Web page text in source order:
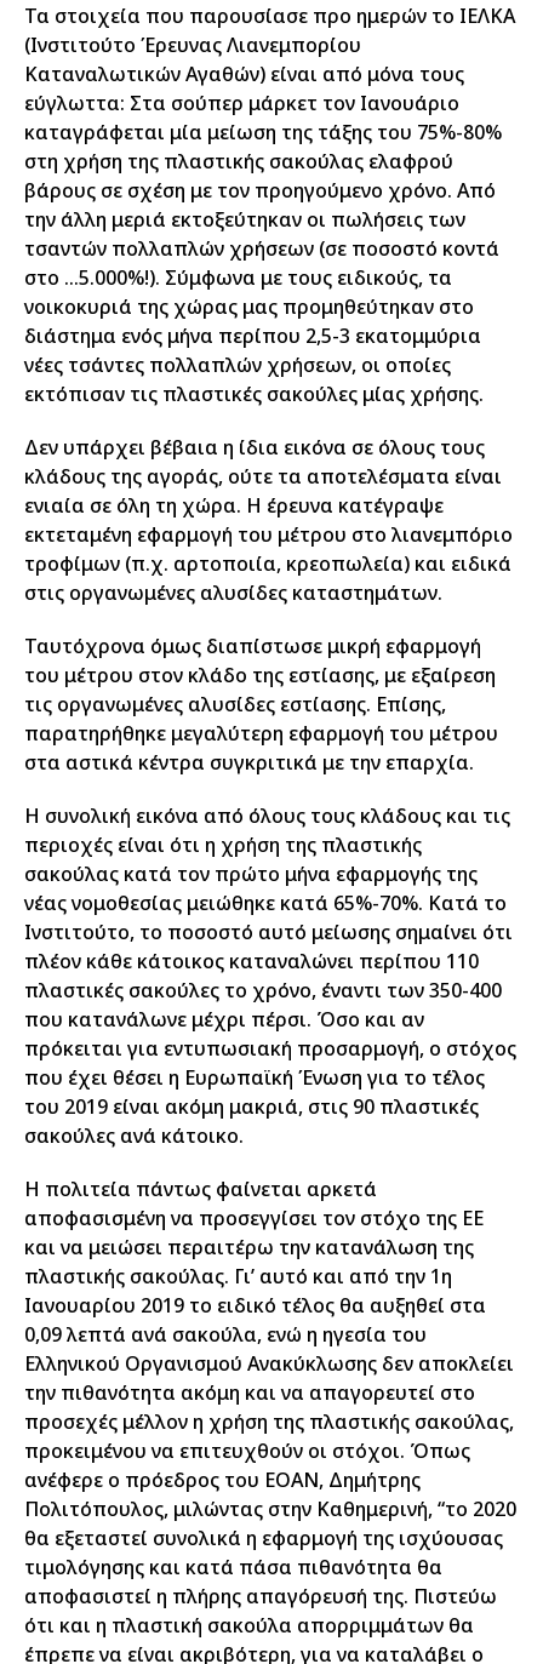
Τα στοιχεία που παρουσίασε προ ημερών το ΙΕΛΚΑ
(Ινστιτούτο Έρευνας Λιανεμπορίου
Καταναλωτικών Αγαθών) είναι από μόνα τους
εύγλωττα: Στα σούπερ μάρκετ τον Ιανουάριο
καταγράφεται μία μείωση της τάξης του 75%-80%
στη χρήση της πλαστικής σακούλας ελαφρού
βάρους σε σχέση με τον προηγούμενο χρόνο. Από
την άλλη μεριά εκτοξεύτηκαν οι πωλήσεις των
τσαντών πολλαπλών χρήσεων (σε ποσοστό κοντά
στο …5.000%!). Σύμφωνα με τους ειδικούς, τα
νοικοκυριά της χώρας μας προμηθεύτηκαν στο
διάστημα ενός μήνα περίπου 2,5-3 εκατομμύρια
νέες τσάντες πολλαπλών χρήσεων, οι οποίες
εκτόπισαν τις πλαστικές σακούλες μίας χρήσης.
Δεν υπάρχει βέβαια η ίδια εικόνα σε όλους τους
κλάδους της αγοράς, ούτε τα αποτελέσματα είναι
ενιαία σε όλη τη χώρα. Η έρευνα κατέγραψε
εκτεταμένη εφαρμογή του μέτρου στο λιανεμπόριο
τροφίμων (π.χ. αρτοποιία, κρεοπωλεία) και ειδικά
στις οργανωμένες αλυσίδες καταστημάτων.
Ταυτόχρονα όμως διαπίστωσε μικρή εφαρμογή
του μέτρου στον κλάδο της εστίασης, με εξαίρεση
τις οργανωμένες αλυσίδες εστίασης. Επίσης,
παρατηρήθηκε μεγαλύτερη εφαρμογή του μέτρου
στα αστικά κέντρα συγκριτικά με την επαρχία.
Η συνολική εικόνα από όλους τους κλάδους και τις
περιοχές είναι ότι η χρήση της πλαστικής
σακούλας κατά τον πρώτο μήνα εφαρμογής της
νέας νομοθεσίας μειώθηκε κατά 65%-70%. Κατά το
Ινστιτούτο, το ποσοστό αυτό μείωσης σημαίνει ότι
πλέον κάθε κάτοικος καταναλώνει περίπου 110
πλαστικές σακούλες το χρόνο, έναντι των 350-400
που κατανάλωνε μέχρι πέρσι. Όσο και αν
πρόκειται για εντυπωσιακή προσαρμογή, ο στόχος
που έχει θέσει η Ευρωπαϊκή Ένωση για το τέλος
του 2019 είναι ακόμη μακριά, στις 90 πλαστικές
σακούλες ανά κάτοικο.
Η πολιτεία πάντως φαίνεται αρκετά
αποφασισμένη να προσεγγίσει τον στόχο της ΕΕ
και να μειώσει περαιτέρω την κατανάλωση της
πλαστικής σακούλας. Γι’ αυτό και από την 1η
Ιανουαρίου 2019 το ειδικό τέλος θα αυξηθεί στα
0,09 λεπτά ανά σακούλα, ενώ η ηγεσία του
Ελληνικού Οργανισμού Ανακύκλωσης δεν αποκλείει
την πιθανότητα ακόμη και να απαγορευτεί στο
προσεχές μέλλον η χρήση της πλαστικής σακούλας,
προκειμένου να επιτευχθούν οι στόχοι. Όπως
ανέφερε ο πρόεδρος του ΕΟΑΝ, Δημήτρης
Πολιτόπουλος, μιλώντας στην Καθημερινή, “το 2020
θα εξεταστεί συνολικά η εφαρμογή της ισχύουσας
τιμολόγησης και κατά πάσα πιθανότητα θα
αποφασιστεί η πλήρης απαγόρευσή της. Πιστεύω
ότι και η πλαστική σακούλα απορριμμάτων θα
έπρεπε να είναι ακριβότερη, για να καταλάβει ο